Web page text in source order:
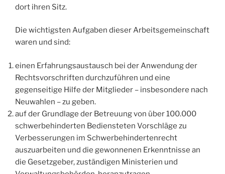
dort ihren Sitz.
Die wichtigsten Aufgaben dieser Arbeitsgemeinschaft
waren und sind:
einen Erfahrungsaustausch bei der Anwendung der
Rechtsvorschriften durchzuführen und eine
gegenseitige Hilfe der Mitglieder – insbesondere nach
Neuwahlen – zu geben.
auf der Grundlage der Betreuung von über 100.000
schwerbehinderten Bediensteten Vorschläge zu
Verbesserungen im Schwerbehindertenrecht
auszuarbeiten und die gewonnenen Erkenntnisse an
die Gesetzgeber, zuständigen Ministerien und